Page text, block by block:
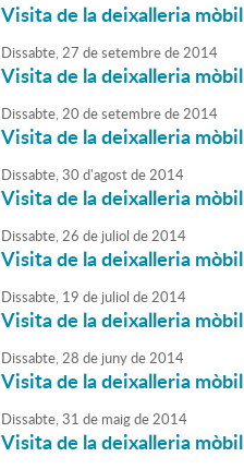
Visita de la deixalleria mòbil
Dissabte,27 desetembrede2014
Visita de la deixalleria mòbil
Dissabte,20 desetembrede2014
Visita de la deixalleria mòbil
Dissabte,30 d'agostde2014
Visita de la deixalleria mòbil
Dissabte,26 de juliol de2014
Visita de la deixalleria mòbil
Dissabte, 19 de juliol de2014
Visita de la deixalleria mòbil
Dissabte,28 de junyde2014
Visita de la deixalleria mòbil
Dissabte,31 de maigde2014
Visita de la deixalleria mòbil